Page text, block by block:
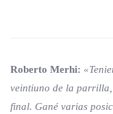
Roberto Merhi:
veintiuno de la parrilla,
final. Gané varias